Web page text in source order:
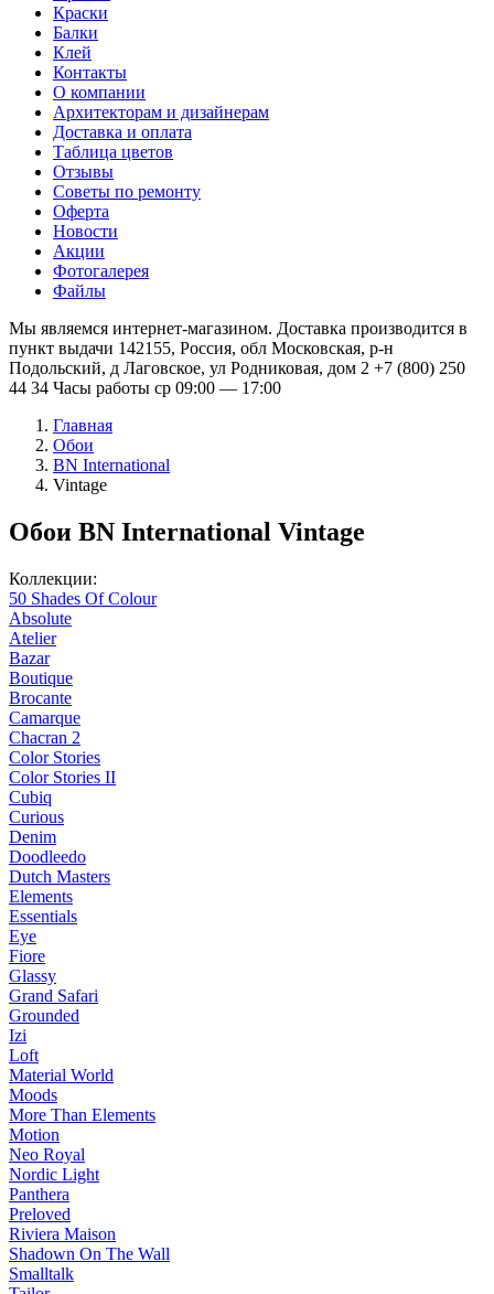
Краски
Балки
Клей
Контакты
О компании
Архитекторам и дизайнерам
Доставка и оплата
Таблица цветов
Отзывы
Советы по ремонту
Оферта
Новости
Акции
Фотогалерея
Файлы
Мы являемся интернет-магазином. Доставка производится в
пункт выдачи 142155, Россия, обл Московская, р-н
Подольский, д Лаговское, ул Родниковая, дом 2 +7 (800) 250
44 34 Часы работы ср 09:00 — 17:00
Главная
Обои
BN International
Vintage
Обои BN International Vintage
Коллекции:
50 Shades Of Colour
Absolute
Atelier
Bazar
Boutique
Brocante
Camarque
Chacran 2
Color Stories
Color Stories II
Cubiq
Curious
Denim
Doodleedo
Dutch Masters
Elements
Essentials
Eye
Fiore
Glassy
Grand Safari
Grounded
Izi
Loft
Material World
Moods
More Than Elements
Motion
Neo Royal
Nordic Light
Panthera
Preloved
Riviera Maison
Shadown On The Wall
Smalltalk